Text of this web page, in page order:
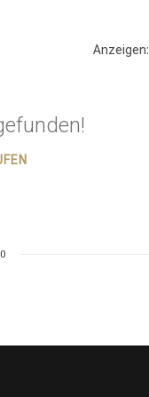
Anzeigen: